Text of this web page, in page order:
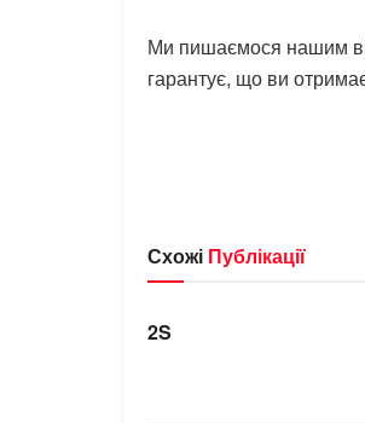
Ми пишаємося нашим
гарантує, що ви
Схожі Публікації
БРЕНДИ
2S